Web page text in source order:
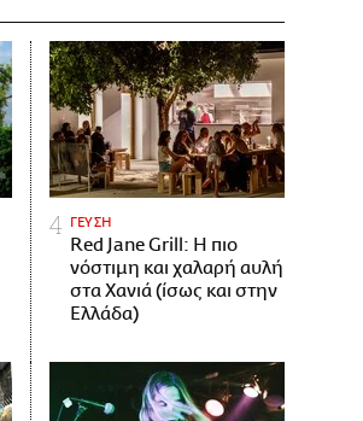
ΓΕΥΣΗ
Red Jane Grill: Η πιο
νόστιμη και χαλαρή αυλή
στα Χανιά (ίσως και στην
Ελλάδα)